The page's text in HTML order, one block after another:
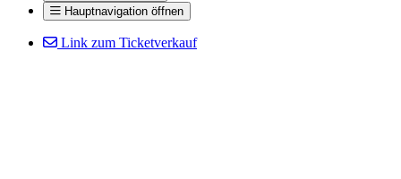
Hauptnavigation öffnen
Link zum Ticketverkauf